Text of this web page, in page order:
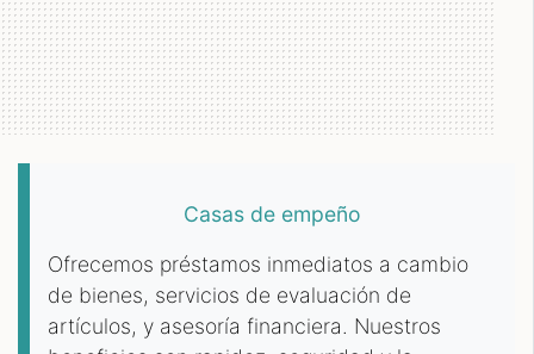
Casas de empeño
Ofrecemos préstamos inmediatos a cambio
de bienes, servicios de evaluación de
artículos, y asesoría financiera. Nuestros